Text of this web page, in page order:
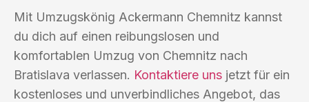
Mit Umzugskönig Ackermann Chemnitz kannst
du dich auf einen reibungslosen und
komfortablen Umzug von Chemnitz nach
Bratislava verlassen. Kontaktiere uns jetzt für ein
kostenloses und unverbindliches Angebot, das